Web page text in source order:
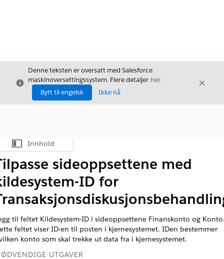
Avslutt
Denne teksten er oversatt med Salesforce
maskinoversettingssystem. Flere detaljer her.
Bytt til engelsk
Ikke nå
Avslutt
Vis innholdsfortegnelse
Innhold
sideoppsettene med
ID for
til feltet Kildesystem-ID i sideoppsettene Finanskonto og
feltet viser ID-en til posten i kjernesystemet. IDen bestemmer
konto som skal trekke ut data fra i kjernesystemet.
UTGAVER